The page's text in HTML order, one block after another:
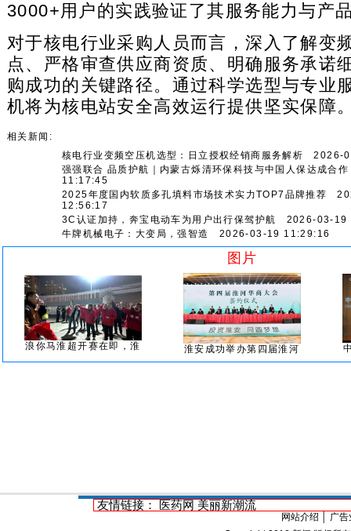
3000+用户的实践验证了其服务能力与产
对于核电行业采购人员而言，深入了解变
点、严格审查供应商资质、明确服务承诺
购成功的关键路径。通过科学选型与专业
机将为核电站安全高效运行提供坚实保障
相关新闻:
核电行业变频空压机选型：日立授权经销商服务解析 2026-
强强联合 品质护航｜内蒙古烁清环保科技与中国人保达成合作
11:17:45
2025年度国内软质多孔填料市场技术实力TOP7品牌推荐
12:56:17
3C认证加持，奔宝电动车为用户出行保驾护航
2026-03-19
牛牌机械电子：大变局，强智造
2026-03-19 11:29:16
图片
浪你马淮超开赛在即，淮 淮安成功举办第四届淮河
友情链接： 医药网 美丽新潮流
网站介绍
广告